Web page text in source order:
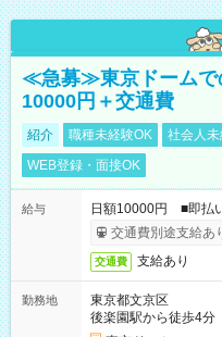
≪急募≫東京ドームで
10000円＋交通費
紹介 職種未経験OK 社会人
WEB登録・面接OK
給与
日額10000円 ■即払
交通費別途支給あ
交通費 支給あり
勤務地
東京都文京区
後楽園駅から徒歩4分